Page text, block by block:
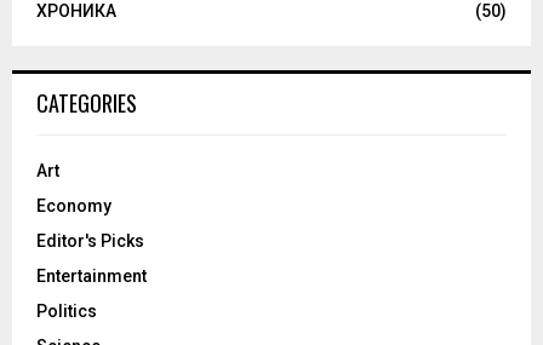
ХРОНИКА
(50)
CATEGORIES
Art
Economy
Editor's Picks
Entertainment
Politics